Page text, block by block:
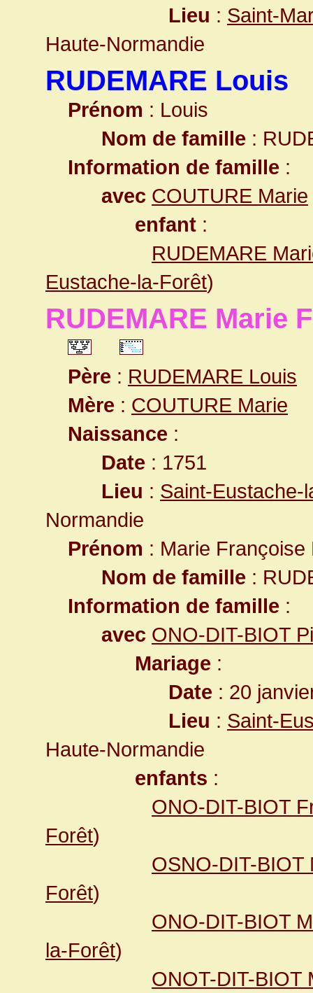
Lieu : Saint-
Haute-Normandie
RUDEMARE Louis
Prénom : Louis
Nom de famille :
Information de famille :
avec COUTURE Marie
enfant :
RUDEMARE
Eustache-la-Forêt)
RUDEMARE Marie
Père : RUDEMARE Louis
Mère : COUTURE Marie
Naissance :
Date : 1751
Lieu : Saint-Eustache-
Normandie
Prénom : Marie Françoise
Nom de famille :
Information de famille :
avec ONO-DIT-BIOT
Mariage :
Date : 20
Lieu : Saint-
Haute-Normandie
enfants :
ONO-DIT-BIOT
Forêt)
OSNO-DIT-BIOT
Forêt)
ONO-DIT-BIOT
la-Forêt)
ONOT-DIT-BIOT